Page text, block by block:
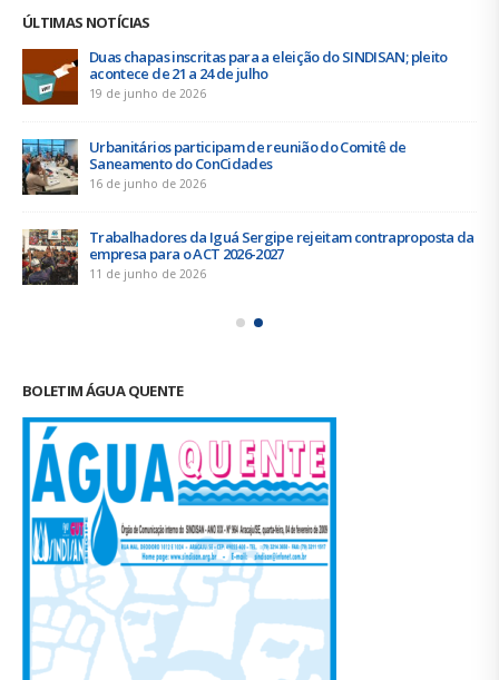
ÚLTIMAS NOTÍCIAS
Duas chapas inscritas para a eleição do SINDISAN; pleito
acontece de 21 a 24 de julho
19 de junho de 2026
Urbanitários participam de reunião do Comitê de
Saneamento do ConCidades
16 de junho de 2026
Trabalhadores da Iguá Sergipe rejeitam contraproposta da
empresa para o ACT 2026-2027
11 de junho de 2026
BOLETIM ÁGUA QUENTE